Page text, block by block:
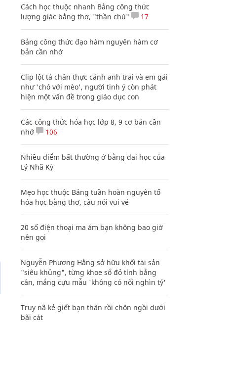
Cách học thuộc nhanh Bảng công thức
lượng giác bằng thơ, "thần chú"
17
Bảng công thức đạo hàm nguyên hàm cơ
bản cần nhớ
Clip lột tả chân thực cảnh anh trai và em gái
như 'chó với mèo', người tinh ý còn phát
hiện một vấn đề trong giáo dục con
Các công thức hóa học lớp 8, 9 cơ bản cần
nhớ
106
Nhiều điểm bất thường ở bằng đại học của
Lý Nhã Kỳ
Mẹo học thuộc Bảng tuần hoàn nguyên tố
hóa học bằng thơ, câu nói vui vẻ
20 số điện thoại ma ám bạn không bao giờ
nên gọi
Nguyễn Phương Hằng sở hữu khối tài sản
"siêu khủng", từng khoe sổ đỏ tính bằng
cân, mắng cựu mẫu 'không có nổi nghìn tỷ'
Truy nã kẻ giết bạn thân rồi chôn ngồi dưới
bãi cát